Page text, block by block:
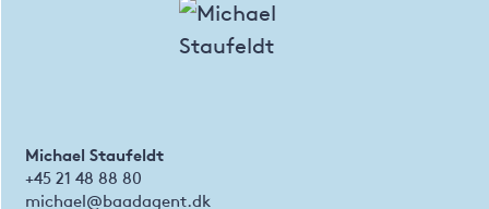
Michael Staufeldt
+45 21 48 88 80
michael@baadagent.dk